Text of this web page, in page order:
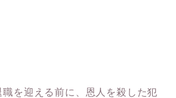
を迎える前に、恩人を殺した犯